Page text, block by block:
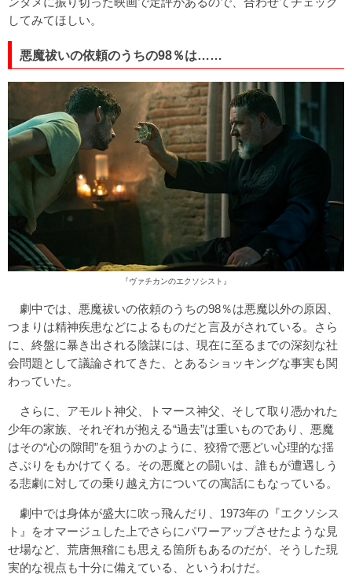
してみてほしい。
悪魔祓いの依頼のうちの98％は……
『ヴァチカンのエクソシスト』
劇中では、悪魔祓いの依頼のうちの98％は悪魔以外の原因、
つまりは精神疾患などによるものだと言及がされている。さら
に、終盤に暴き出される陰謀には、現在に至るまでの深刻な社
会問題として議論されてきた、とあるショッキングな事実も関
わっていた。
さらに、アモルト神父、トマース神父、そして取り憑かれた
少年の家族、それぞれが抱える“過去”は重いものであり、悪魔
はその“心の隙間”を狙うかのように、狡猾で悪どい心理的な揺
さぶりをもかけてくる。その悪魔との闘いは、誰もが遭遇しう
る悲劇に対しての乗り越え方についての寓話にもなっている。
劇中では身体が盛大に吹っ飛んだり、1973年の『エクソシス
ト』をオマージュした上でさらにパワーアップさせたような見
せ場など、荒唐無稽にも思える箇所もあるのだが、そうした現
実的な視点も十分に備えている、というわけだ。